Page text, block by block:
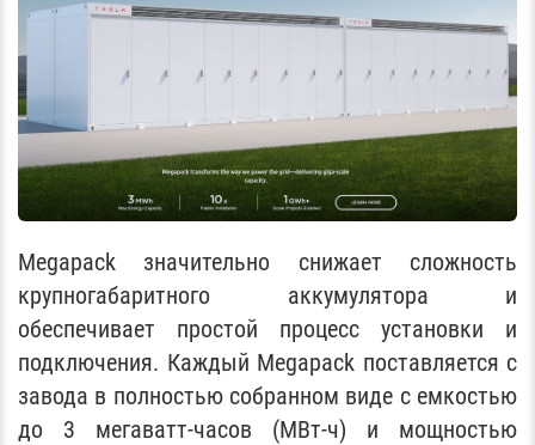
Megapack значительно снижает сложность
крупногабаритного аккумулятора и
обеспечивает простой процесс установки и
подключения. Каждый Megapack поставляется с
завода в полностью собранном виде с емкостью
до 3 мегаватт-часов (МВт-ч) и мощностью